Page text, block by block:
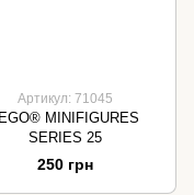
Артикул: 71045
MINIFIGURES
SERIES 25
250 грн